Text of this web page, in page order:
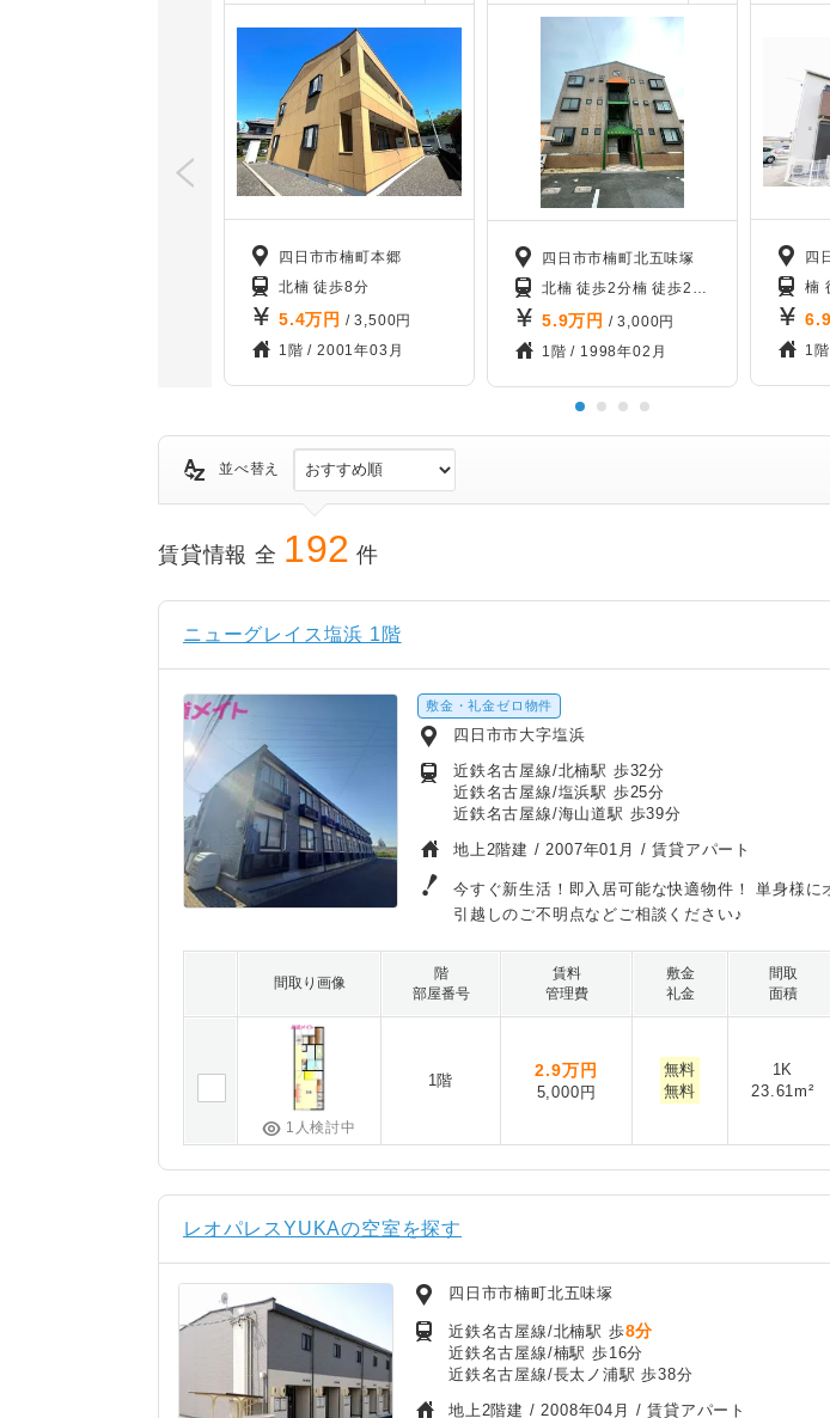
四日市市楠町本郷
北楠 徒歩8分
5.4万円 / 3,500円
1階 / 2001年03月
四日市市楠町北五味塚
北楠 徒歩2分楠 徒歩21分 塩浜 徒歩28分
5.9万円 / 3,000円
1階 / 1998年02月
四
楠
1
並べ替え
賃貸情報 全 192 件
ニューグレイス塩浜 1階
敷金・礼金ゼロ物件
四日市市大字塩浜
近鉄名古屋線/北楠駅 歩32分
近鉄名古屋線/塩浜駅 歩25分
近鉄名古屋線/海山道駅 歩39分
地上2階建 /2007年01月 / 賃貸アパート
今すぐ新生活！即入居可能な快適物件！ 単身様に
引越しのご不明点などご相談ください♪
間取り画像
階
部屋番号
賃料
管理費
敷金
礼金
間取
面積
1人検討中
1階
2.9万円
5,000円
無料
無料
1K
23.61m²
レオパレスYUKAの空室を探す
四日市市楠町北五味塚
近鉄名古屋線/北楠駅 歩8分
近鉄名古屋線/楠駅 歩16分
近鉄名古屋線/長太ノ浦駅 歩38分
地上2階建 /2008年04月 / 賃貸アパート